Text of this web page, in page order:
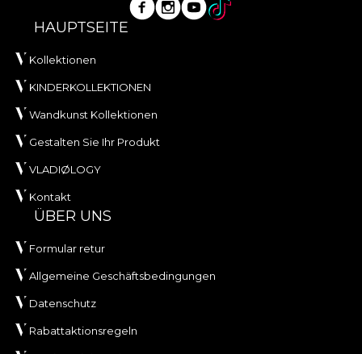
HAUPTSEITE
Kollektionen
KINDERKOLLEKTIONEN
Wandkunst Kollektionen
Gestalten Sie Ihr Produkt
VLADIØLOGY
Kontakt
ÜBER UNS
Formular retur
Allgemeine Geschäftsbedingungen
Datenschutz
Rabattaktionsregeln